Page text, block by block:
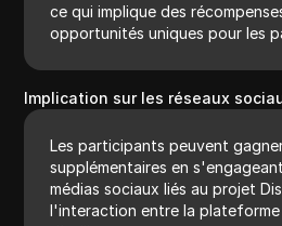
ce qui implique des
opportunités uniques pour les
Implication sur les réseaux
Les participants peuvent
supplémentaires en
médias sociaux liés au projet
l'interaction entre la